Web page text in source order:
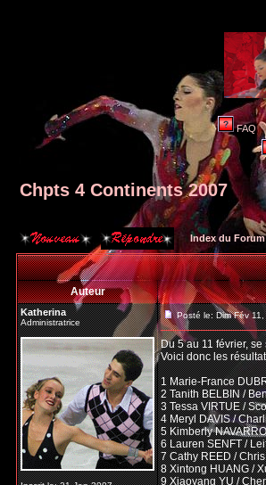
FAQ
Chpts 4 Continents 2007
Index du Forum
Auteur
Katherina
Administratrice
Posté le: Dim Fév
Du 5 au 11 février,
Voici donc les
1 Marie-France
2 Tanith BELBIN /
3 Tessa VIRTUE /
4 Meryl DAVIS /
5 Kimberly
6 Lauren SENFT /
7 Cathy REED /
8 Xintong HUANG /
9 Xiaoyang YU /